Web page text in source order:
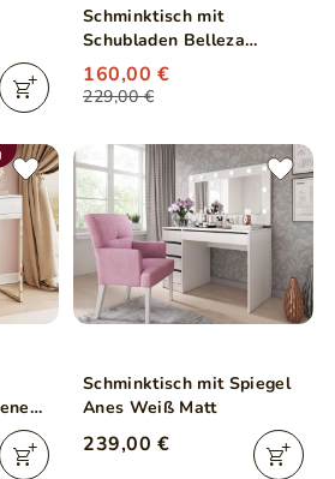
Schminktisch mit
Schubladen Belleza
Schwarz Hochglanz Gold
Frame
229,00 €
160,00 €
Schminktisch mit Spiegel
Anes Weiß Matt
239,00 €